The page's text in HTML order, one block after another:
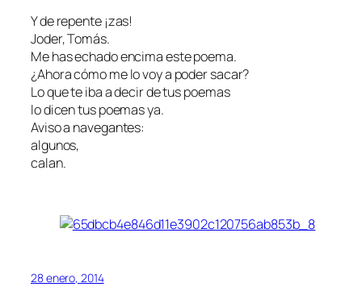
Y de repente ¡zas!
Joder, Tomás.
Me has echado encima este poema.
¿Ahora cómo me lo voy a poder sacar?
Lo que te iba a decir de tus poemas
lo dicen tus poemas ya.
Aviso a navegantes:
algunos,
calan.
28 enero, 2014